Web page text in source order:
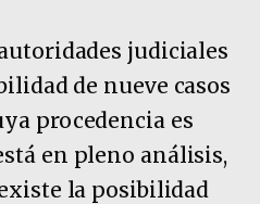
judiciales
de nueve casos
procedencia es
en pleno análisis,
la posibilidad